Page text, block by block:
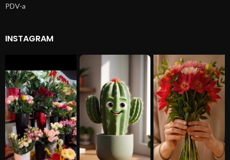
PDV-a
INSTAGRAM